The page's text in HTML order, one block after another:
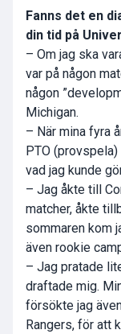
Fanns det en
din tid på
– Om jag ska
var på någon
någon
Michigan.
– När mina fyra
PTO
vad jag kunde
– Jag åkte till
matcher, åkte
sommaren kom
även rookie
– Jag pratade
draftade mig.
försökte jag
Rangers, för att